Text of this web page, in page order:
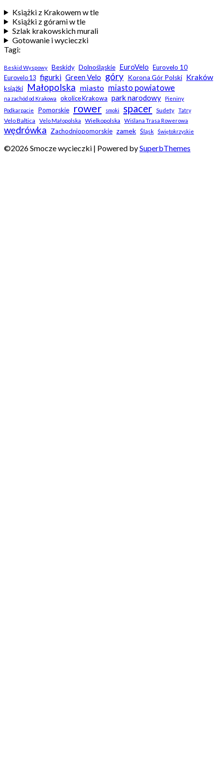
Książki z Krakowem w tle
Książki z górami w tle
Szlak krakowskich murali
Gotowanie i wycieczki
Tagi:
Beskid Wyspowy Beskidy Dolnośląskie EuroVelo Eurovelo 10
Eurovelo 13 figurki Green Velo góry Korona Gór Polski Kraków
książki Małopolska miasto miasto powiatowe
na zachód od Krakowa okolice Krakowa park narodowy
Pieniny
Podkarpacie
Pomorskie rower smoki spacer Sudety Tatry
Velo Baltica Velo Małopolska Wielkopolska Wiślana Trasa Rowerowa
wędrówka Zachodniopomorskie zamek Śląsk Świętokrzyskie
©2026 Smocze wycieczki | Powered bySuperbThemes